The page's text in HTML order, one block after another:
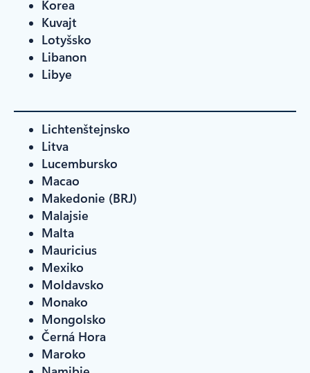
Korea
Kuvajt
Lotyšsko
Libanon
Libye
Lichtenštejnsko
Litva
Lucembursko
Macao
Makedonie (BRJ)
Malajsie
Malta
Mauricius
Mexiko
Moldavsko
Monako
Mongolsko
Černá Hora
Maroko